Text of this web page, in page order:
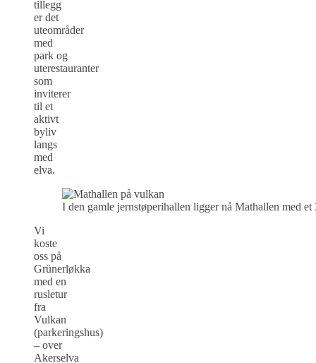
tillegg
er det
uteområder
med
park og
uterestauranter
som
inviterer
til et
aktivt
byliv
langs
med
elva.
I den gamle jernstøperihallen ligger nå Mathallen med
Vi
koste
oss på
Grünerløkka
med en
rusletur
fra
Vulkan
(parkeringshus)
– over
Akerselva